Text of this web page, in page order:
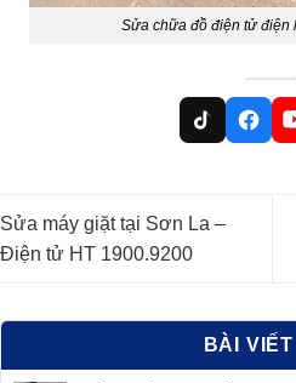
Sửa chữa đồ điện tử điện
Sửa máy giặt tại Sơn La –
Điện tử HT 1900.9200
BÀI VIẾT